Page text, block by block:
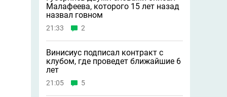
Малафеева, которого 15 лет назад
назвал говном
21:33 2
Винисиус подписал контракт с
клубом, где проведет ближайшие 6
лет
21:05 5